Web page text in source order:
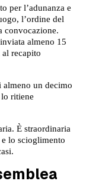
per l’adunanza e
l’ordine del
convocazione.
almeno 15
al recapito
almeno un decimo
ritiene
È straordinaria
lo scioglimento